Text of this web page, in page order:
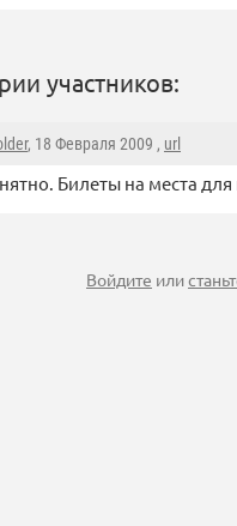
участников:
, 18 Февраля 2009 , url
Билеты на места
Войдите или